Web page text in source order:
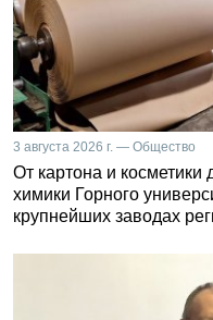
3 августа 2026 г. — Общество
От картона и косметики
химики Горного
крупнейших заводах